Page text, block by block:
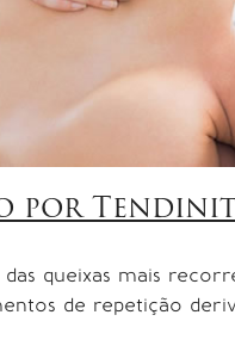
por
queixas mais
de repetição